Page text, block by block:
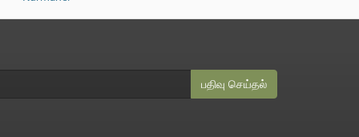
பதிவு செய்தல்